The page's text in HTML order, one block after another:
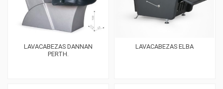
LAVACABEZAS DANNAN
PERTH.
LAVACABEZAS ELBA